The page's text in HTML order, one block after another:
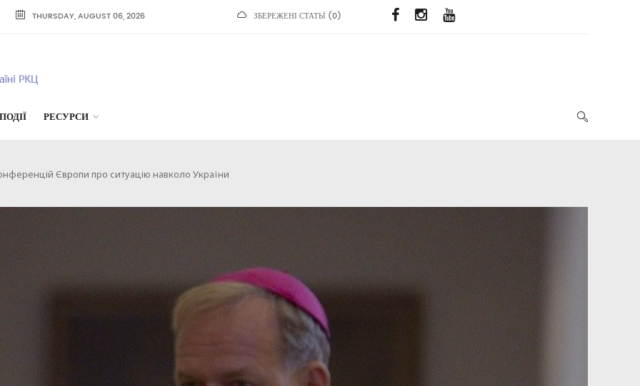
THURSDAY, AUGUST 06, 2026 ЗБЕРЕЖЕНІ СТАТЬЇ (0)
ПОДІЇ РЕСУРСИ
Європи про ситуацію навколо України